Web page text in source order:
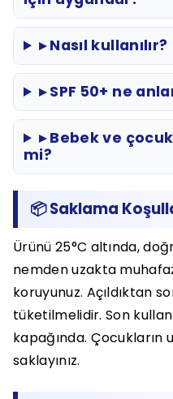
▸ Nasıl kullanılır?
▸ SPF 50+ ne
▸ Bebek ve
mi?
📦 Saklama
Ürünü 25°C altında,
nemden uzakta
koruyunuz. Açıldıktan
tüketilmelidir. Son
kapağında.
saklayınız.